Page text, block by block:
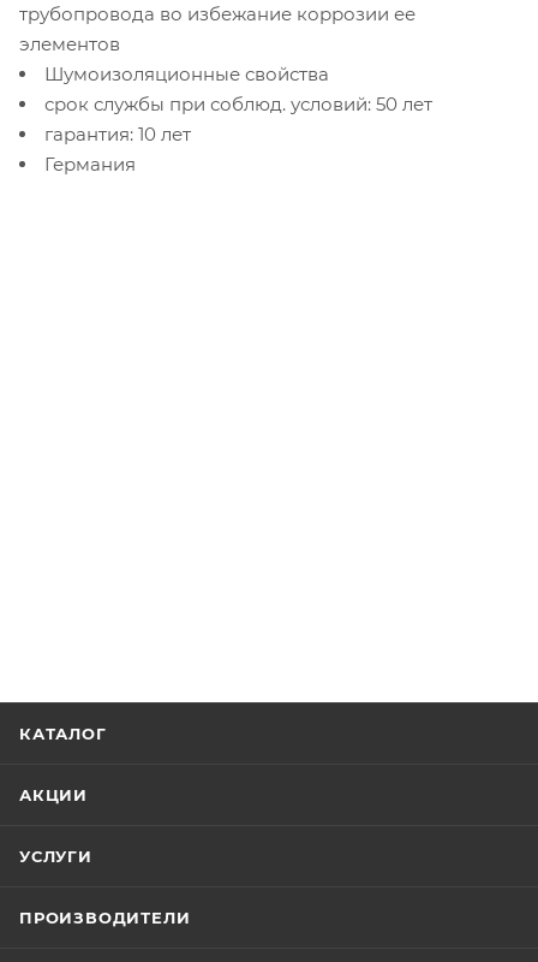
трубопровода во избежание коррозии ее
элементов
Шумоизоляционные свойства
срок службы при соблюд. условий: 50 лет
гарантия: 10 лет
Германия
КАТАЛОГ
АКЦИИ
УСЛУГИ
ПРОИЗВОДИТЕЛИ